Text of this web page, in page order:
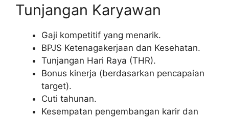
Tunjangan Karyawan
Gaji kompetitif yang menarik.
BPJS Ketenagakerjaan dan Kesehatan.
Tunjangan Hari Raya (THR).
Bonus kinerja (berdasarkan pencapaian
target).
Cuti tahunan.
Kesempatan pengembangan karir dan